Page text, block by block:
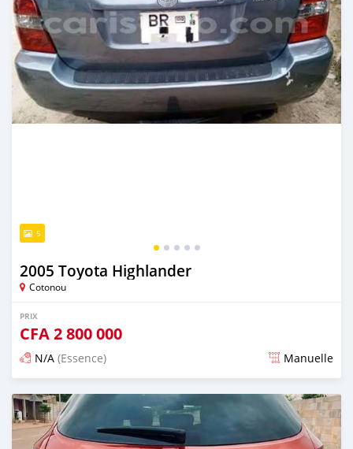
5
2005 Toyota Highlander
Cotonou
PRIX
CFA2 800 000
N/A (Essence) Manuelle
Publié il y a 5 jours